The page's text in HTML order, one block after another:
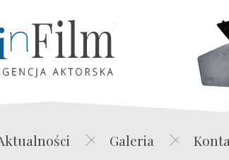
Edwin Film Agencja
Galeria